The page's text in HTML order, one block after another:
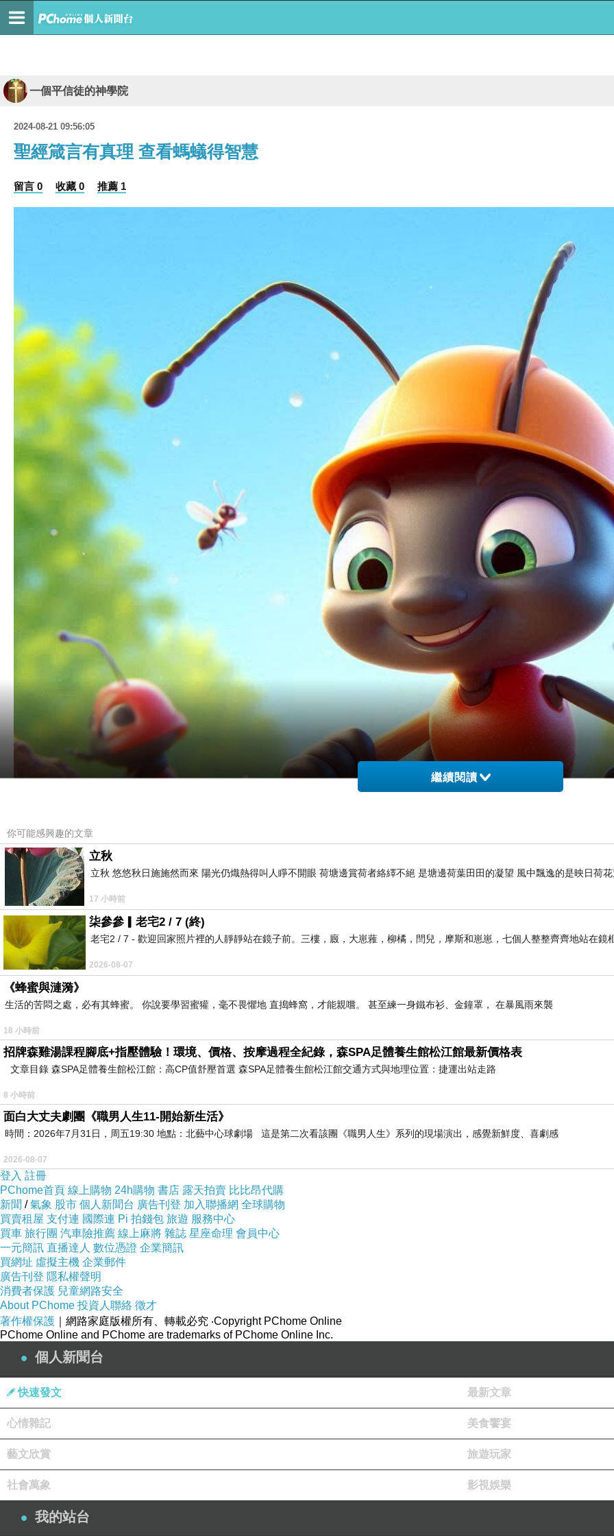
一個平信徒的神學院
2024-08-21 09:56:05
聖經箴言有真理 查看螞蟻得智慧
留言 0 收藏 0 推薦 1
聖經箴言6:6-11
懶惰人哪，你去察看螞蟻的動作，就可得智慧。 螞蟻沒有元帥，沒有官長，沒有君王， 尚且在夏天預
時呢？你甚麼時候才睡醒呢？ 你要稍微打盹，稍微打盹，稍微疊手而臥， 你的貧窮就必如強盜速來，你
經文解釋
這段經文主要強調勤勞的重要性。作者以螞蟻為例，說明即使沒有領導，螞蟻也能有計畫地為未來作
為將來作打算，反而放縱自己，最終導致貧窮。
經文中的幾個重點：
螞蟻的智慧：螞蟻沒有複雜的社會結構，卻能展現出驚人的組織能力和遠見。
勤勞的重要性： 勤勞是成功的基礎，只有勤奮的人才能獲得豐收。
懶惰的後果：懶惰會帶來貧窮和缺乏，就像強盜和武裝人員突然襲擊一樣。
這段經文給我們的啟示：
設定目標：我們應該為自己的人生設定目標，並為之努力。
制定計畫：為了達成目標，我們需要制定詳細的計畫，並一步一步實行。
立即行動：
持之以恆：成功需要持之以恆的努力，不能半途而廢。
在日常生活中，我們可以如何應用這段經文的教導呢？
學生：
上班族：可以利用零碎時間學習新技能，提升工作能力。
家庭主婦：
退休人士： 可以發掘新興趣，活出第二春。
繼續閱讀
你可能感興趣的文章
立秋
立秋 悠悠秋日施施然而來 陽光仍熾熱得叫人睜不開眼 荷塘邊賞荷者絡繹不絕 是塘邊荷葉田田的凝望 風中飄逸的是映日荷
17 小時前
柒參參▎老宅2 / 7 (終)
老宅2 / 7 - 歡迎回家照片裡的人靜靜站在鏡子前。三樓，廄，大崽蕥，柳橘，閆兒，摩斯和崽崽，七個人整整齊齊地站在鏡
2026-08-07
《蜂蜜與漣漪》
生活的苦悶之處，必有其蜂蜜。 你說要學習蜜獾，毫不畏懼地 直搗蜂窩，才能親嚐。 甚至練一身鐵布衫、金鐘罩， 在暴風雨來襲
18 小時前
招牌森雞湯課程腳底+指壓體驗！環境、價格、按摩過程全紀錄，森SPA足體養生館松江館最新價格表
文章目錄 森SPA足體養生館松江館：高CP值舒壓首選 森SPA足體養生館松江館交通方式與地理位置：捷運出站走路
8 小時前
面白大丈夫劇團《職男人生11-開始新生活》
時間：2026年7月31日，周五19:30 地點：北藝中心球劇場 這是第二次看該團《職男人生》系列的現場演出，感覺新鮮度、喜劇感
2026-08-07
登入 註冊
PChome首頁 線上購物 24h購物 書店 露天拍賣 比比昂代購
新聞 /氣象 股市 個人新聞台 廣告刊登 加入聯播網 全球購物
買賣租屋 支付連 國際連 Pi 拍錢包 旅遊 服務中心
買車 旅行團 汽車險推薦 線上麻將 雜誌 星座命理 會員中心
一元簡訊 直播達人 數位憑證 企業簡訊
買網址 虛擬主機 企業郵件
廣告刊登 隱私權聲明
消費者保護 兒童網路安全
About PChome 投資人聯絡 徵才
著作權保護 ｜網路家庭版權所有、轉載必究 ‧Copyright PChome Online
PChome Online and PChome are trademarks of PChome Online Inc.
個人新聞台
快速發文 最新文章
心情雜記 美食饗宴
藝文欣賞 旅遊玩家
社會萬象 影視娛樂
我的站台